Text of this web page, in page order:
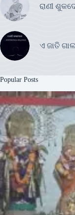
ରାଣୀ
ଏ ଜାତି
Popular Posts